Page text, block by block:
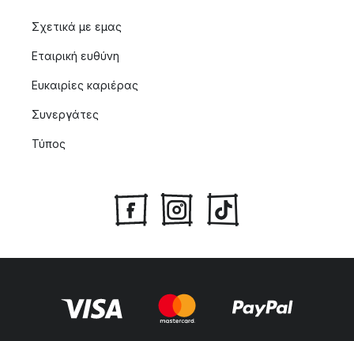
Σχετικά με εμας
Εταιρική ευθύνη
Ευκαιρίες καριέρας
Συνεργάτες
Τύπος